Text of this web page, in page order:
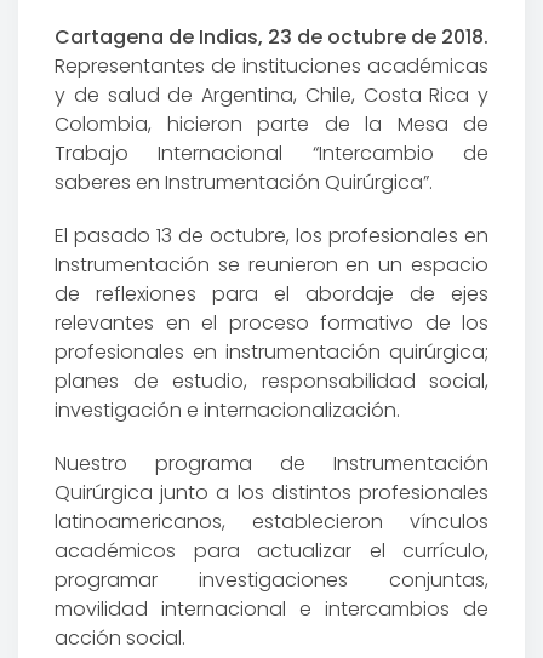
Cartagena de Indias, 23 de octubre de 2018.
Representantes de instituciones académicas
y de salud de Argentina, Chile, Costa Rica y
Colombia, hicieron parte de la Mesa de
Trabajo Internacional “Intercambio de
saberes en Instrumentación Quirúrgica”.
El pasado 13 de octubre, los profesionales en
Instrumentación se reunieron en un espacio
de reflexiones para el abordaje de ejes
relevantes en el proceso formativo de los
profesionales en instrumentación quirúrgica;
planes de estudio, responsabilidad social,
investigación e internacionalización.
Nuestro programa de Instrumentación
Quirúrgica junto a los distintos profesionales
latinoamericanos, establecieron vínculos
académicos para actualizar el currículo,
programar investigaciones conjuntas,
movilidad internacional e intercambios de
acción social.